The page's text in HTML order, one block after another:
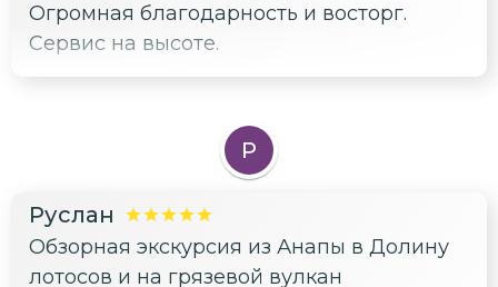
Огромная благодарность и восторг.
Сервис на высоте.
Р
Руслан
Обзорная экскурсия из Анапы в Долину
лотосов и на грязевой вулкан